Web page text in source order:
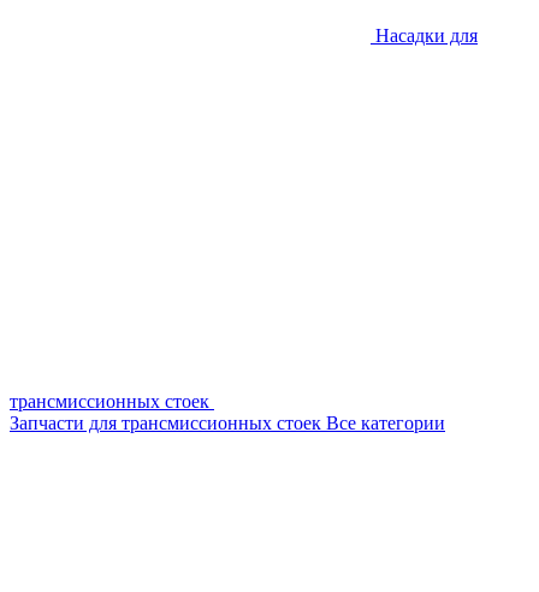
Насадки для
трансмиссионных стоек
Запчасти для трансмиссионных стоек Все категории